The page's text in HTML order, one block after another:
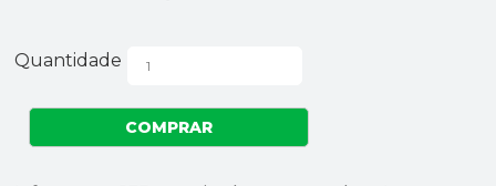
Quantidade